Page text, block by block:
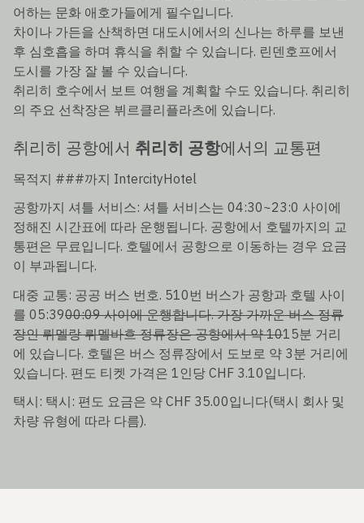
어하는 문화 애호가들에게 필수입니다.
차이나 가든을 산책하면 대도시에서의 신나는 하루를 보낸
후 심호흡을 하며 휴식을 취할 수 있습니다. 린덴호프에서
도시를 가장 잘 볼 수 있습니다.
취리히 호수에서 보트 여행을 계획할 수도 있습니다. 취리히
의 주요 선착장은 뷔르클리플라츠에 있습니다.
취리히 공항에서 취리히 공항에서의 교통편
목적지 ###까지 IntercityHotel
공항까지 셔틀 서비스: 셔틀 서비스는 04:30~23:0 사이에
정해진 시간표에 따라 운행됩니다. 공항에서 호텔까지의 교
통편은 무료입니다. 호텔에서 공항으로 이동하는 경우 요금
이 부과됩니다.
대중 교통: 공공 버스 번호. 510번 버스가 공항과 호텔 사이
를 05:3900:09 사이에 운행합니다. 가장 가까운 버스 정류
장인 뤼멜랑 뤼멜바흐 정류장은 공항에서 약 1015분 거리
에 있습니다. 호텔은 버스 정류장에서 도보로 약 3분 거리에
있습니다. 편도 티켓 가격은 1인당 CHF 3.10입니다.
택시: 택시: 편도 요금은 약 CHF 35.00입니다(택시 회사 및
차량 유형에 따라 다름).